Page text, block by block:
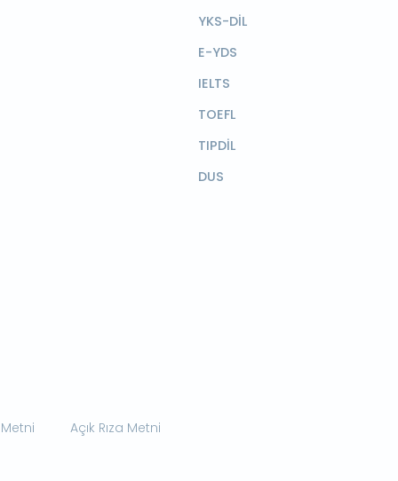
YKS-DİL
E-YDS
IELTS
TOEFL
TIPDİL
DUS
Açık Rıza Metni